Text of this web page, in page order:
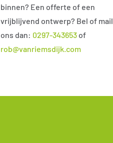
binnen? Een offerte of een
vrijblijvend ontwerp? Bel of mail
ons dan: 0297-343653of
rob@vanriemsdijk.com